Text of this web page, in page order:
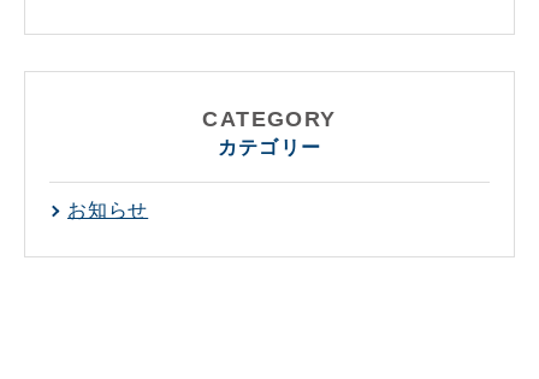
CATEGORY
カテゴリー
お知らせ